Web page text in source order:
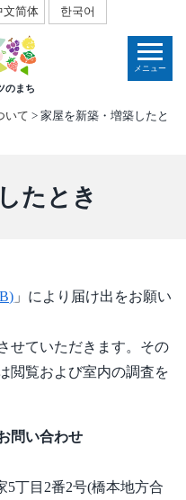
のまち
文简体 한국어
メニュー
いて > 家屋を新築・増築したと
たとき
」により届け出をお願い
せていただきます。その
閲覧および室内の調査を
問い合わせ
丁目2番2号(橋本地方合